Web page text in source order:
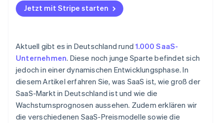
Individuelle Preisgestaltung
Internationalisierung und Konsolidierung
Jetzt mit Stripe starten
Aktuell gibt es in Deutschland rund1.000 SaaS-
Unternehmen. Diese noch junge Sparte befindet sich
jedoch in einer dynamischen Entwicklungsphase. In
diesem Artikel erfahren Sie, was SaaS ist, wie groß der
SaaS-Markt in Deutschland ist und wie die
Wachstumsprognosen aussehen. Zudem erklären wir
die verschiedenen SaaS-Preismodelle sowie die